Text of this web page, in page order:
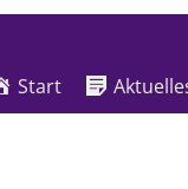
Start